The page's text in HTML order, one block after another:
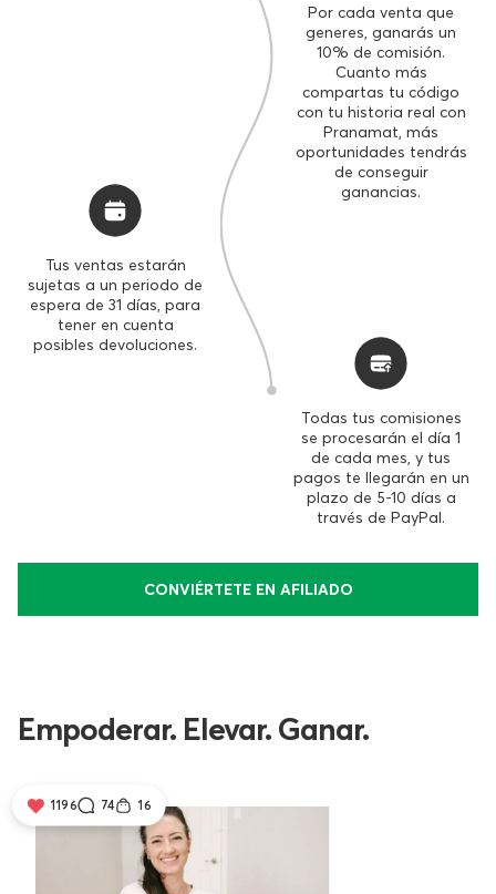
Por cada venta que
generes, ganarás un
10% de comisión.
Cuanto más
compartas tu código
con tu historia real con
Pranamat, más
oportunidades tendrás
de conseguir
ganancias.
Tus ventas estarán
sujetas a un periodo de
espera de 31 días, para
tener en cuenta
posibles devoluciones.
Todas tus comisiones
se procesarán el día 1
de cada mes, y tus
pagos te llegarán en un
plazo de 5-10 días a
través de PayPal.
CONVIÉRTETE EN AFILIADO
Empoderar. Elevar. Ganar.
1196 74 16